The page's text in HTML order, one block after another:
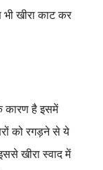
खीरा काट कर
कारण है इसमें
को रगड़ने से ये
खीरा स्वाद में